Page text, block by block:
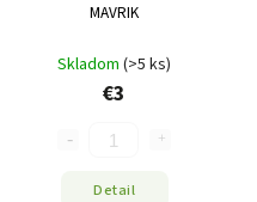
MAVRIK
Skladom (>5 ks)
€3
Detail